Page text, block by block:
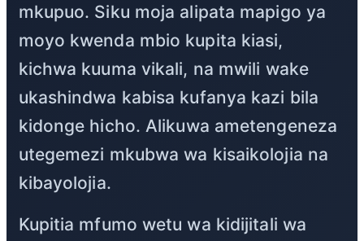
mkupuo. Siku moja alipata mapigo ya
moyo kwenda mbio kupita kiasi,
kichwa kuuma vikali, na mwili wake
ukashindwa kabisa kufanya kazi bila
kidonge hicho. Alikuwa ametengeneza
utegemezi mkubwa wa kisaikolojia na
kibayolojia.
Kupitia mfumo wetu wa kidijitali wa